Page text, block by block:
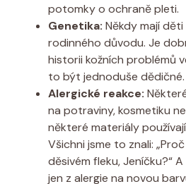
potomky o ochraně pleti.
Genetika: Někdy mají
rodinného důvodu. Je
historii kožních problémů
to být jednoduše dědičné.
Alergické reakce:
na potraviny, kosmetiku
některé materiály
Všichni jsme to znali:
děsivém fleku, Jeníčku?“
jen z alergie na novou